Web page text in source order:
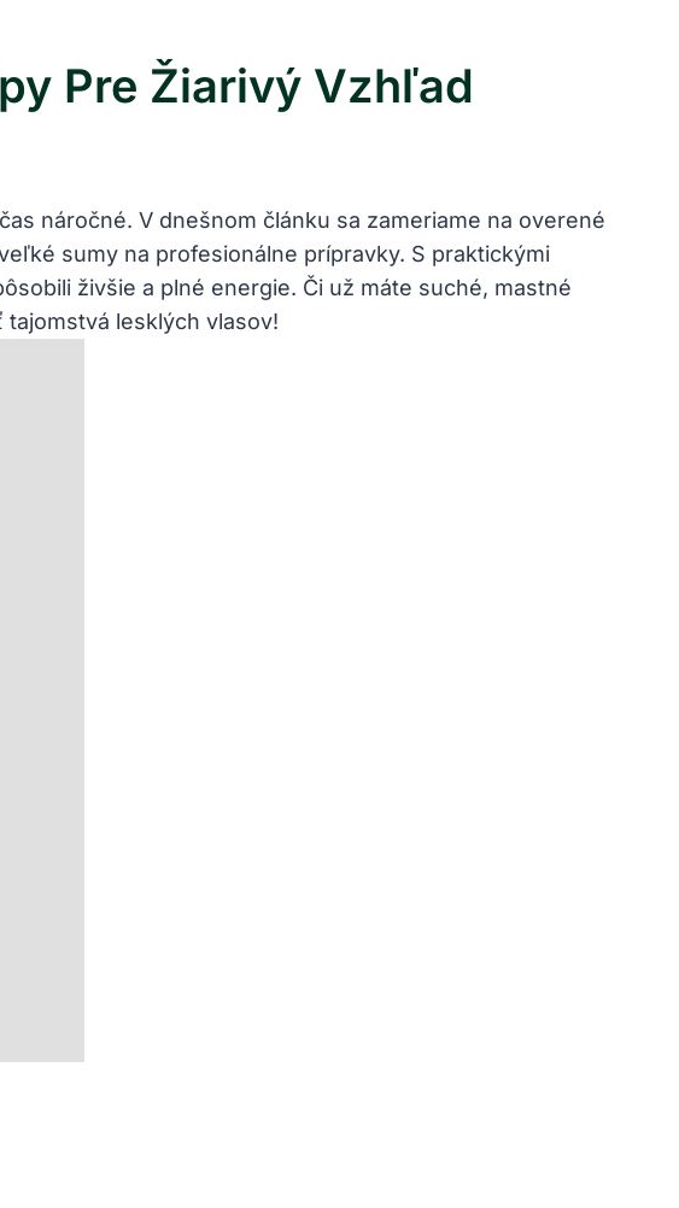
Pre Žiarivý Vzhľad
náročné. V dnešnom článku sa zameriame na overené
sumy na profesionálne prípravky. S praktickými
živšie a plné energie. Či už máte suché, mastné
lesklých vlasov!